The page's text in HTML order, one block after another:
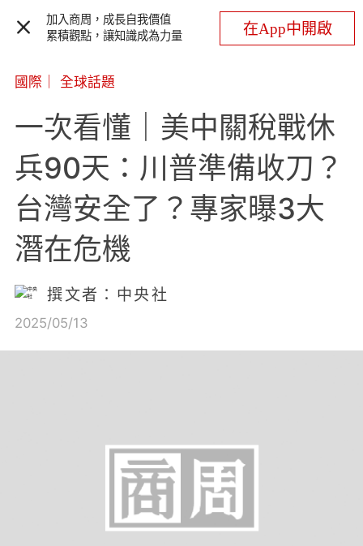
加入商周，成長自我價值
累積觀點，讓知識成為力量
在App中開啟
國際 全球話題
一次看懂｜美中關稅戰休
兵90天：川普準備收刀？
台灣安全了？專家曝3大
潛在危機
撰文者：中央社
2025/05/13